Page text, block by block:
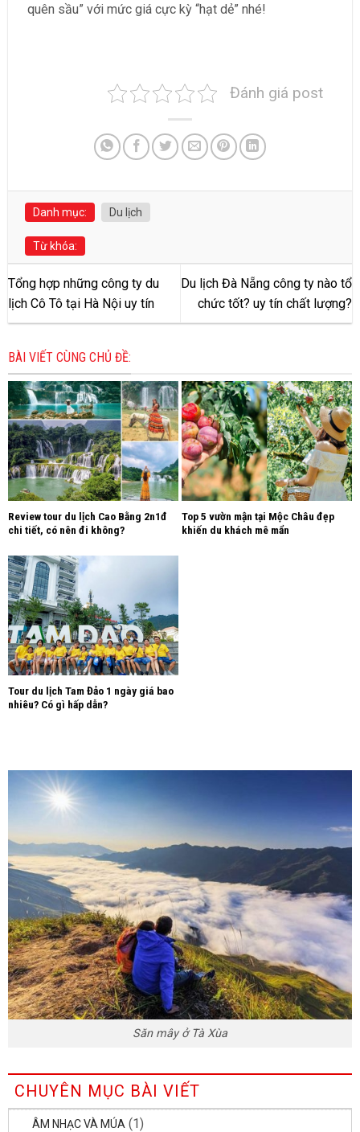
quên sầu” với mức giá cực kỳ “hạt dẻ” nhé!
Đánh giá post
Danh mục: Du lịch
Từ khóa:
Tổng hợp những công ty du
lịch Cô Tô tại Hà Nội uy tín
Du lịch Đà Nẵng công ty nào tổ
chức tốt? uy tín chất lượng?
BÀI VIẾT CÙNG CHỦ ĐỀ:
Review tour du lịch Cao Bằng 2n1đ
chi tiết, có nên đi không?
Top 5 vườn mận tại Mộc Châu đẹp
khiến du khách mê mẩn
Tour du lịch Tam Đảo 1 ngày giá bao
nhiêu? Có gì hấp dẫn?
Săn mây ở Tà Xùa
CHUYÊN MỤC BÀI VIẾT
ÂM NHẠC VÀ MÚA (1)